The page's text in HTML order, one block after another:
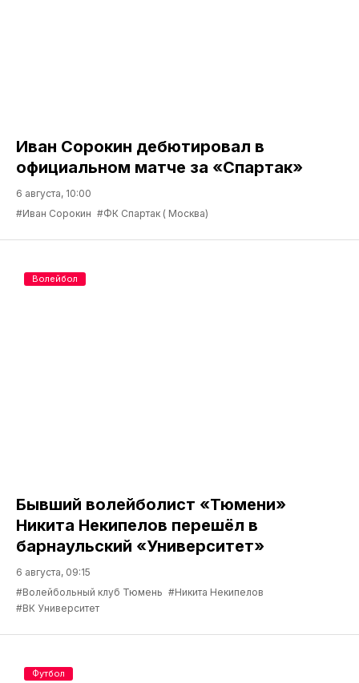
Иван Сорокин дебютировал в
официальном матче за «Спартак»
6 августа, 10:00
#Иван Сорокин #ФК Спартак ( Москва)
Бывший волейболист «Тюмени»
Никита Некипелов перешёл в
барнаульский «Университет»
6 августа, 09:15
#Волейбольный клуб Тюмень #Никита Некипелов
#ВК Университет
Волейбол
Футбол